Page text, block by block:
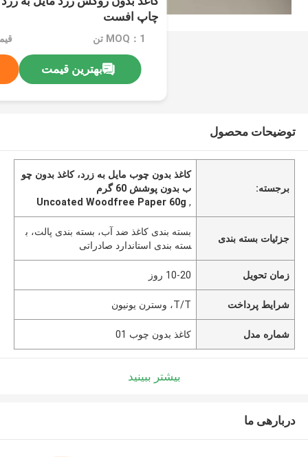
چاپ افست
MOQ：1 تن
بهترین قیمت
توضیحات محصول
برجسته:
کاغذ بدون چوب مایل به زرد، کاغذ بدون چو
ب بدون پوشش 60 گرم
,
Uncoated Woodfree Paper 60g
جزئیات بسته بندی
بسته بندی کاغذ ضد آب، بسته بندی پالت، ب
سته بندی استاندارد صادراتی
زمان تحویل 10-20 روز
شرایط پرداخت T/T، وسترن یونیون
شماره مدل کاغذ بدون چوب 01
بیشتر ببینید
دربارهی ما